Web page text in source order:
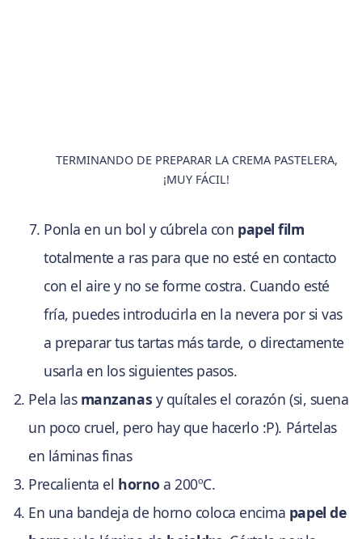
TERMINANDO DE PREPARAR LA CREMA PASTELERA,
¡MUY FÁCIL!
Ponla en un bol y cúbrela con papel film
totalmente a ras para que no esté en contacto
con el aire y no se forme costra. Cuando esté
fría, puedes introducirla en la nevera por si vas
a preparar tus tartas más tarde, o directamente
usarla en los siguientes pasos.
Pela las manzanas y quítales el corazón (si, suena
un poco cruel, pero hay que hacerlo :P). Pártelas
en láminas finas
Precalienta el horno a 200ºC.
En una bandeja de horno coloca encima papel de